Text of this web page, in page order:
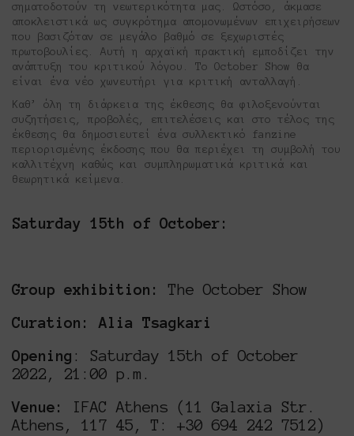
σηματοδοτούν τη νεωτερικότητα μας. Ωστόσο, άκμασε
αποκλειστικά ως συγκρότημα απομονωμένων επιχειρήσεων
που βασιζόταν σε μεγάλο βαθμό σε ξεχωριστές
πρωτοβουλίες. Αυτή η αρχαϊκή πρακτική εμποδίζει την
ανάπτυξη του κριτικού λόγου. Το October Show θα
είναι ένα νέο χωνευτήρι για κριτική ανταλλαγή.
Καθ’ όλη τη διάρκεια της έκθεσης θα φιλοξενούνται
συζητήσεις, προβολές, επιτελέσεις και στο τέλος της
έκθεσης θα δημοσιευτεί ένα συλλεκτικό fanzine
περιορισμένης έκδοσης που θα περιέχει τη συμβολή του
καλλιτέχνη καθώς και συμπληρωματικά κριτικά και
θεωρητικά κείμενα.
Saturday 15th of October:
Group exhibition:
The October Show
Curation: Alia Tsagkari
Opening : Saturday 15th of October
2022, 21:00 p.m.
Venue: IFAC Athens (11 Galaxia Str.
Athens, 117 45, Τ: +30 694 242 7512)